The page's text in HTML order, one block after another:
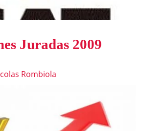
Juradas 2009
Rombiola